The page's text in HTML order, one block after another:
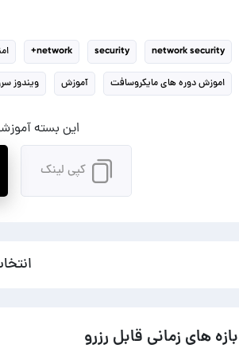
network security
security
network+
اموزش دوره های مایکروسافت آموزش ویندوز
این بسته
کپی لینک
بازه های زمانی قابل رزرو